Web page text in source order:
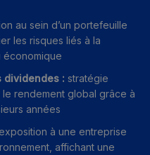
au sein d’un portefeuille
les risques liés à la
économique
dividendes : stratégie
rendement global grâce à
années
exposition à une entreprise
affichant une